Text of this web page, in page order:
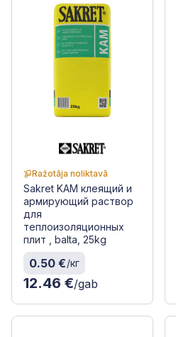
Ražotāja noliktavā
Sakret KAM клеящий и
армирующий раствор
для
теплоизоляционных
плит , balta, 25kg
0.50 €/кг
12.46 €/gab